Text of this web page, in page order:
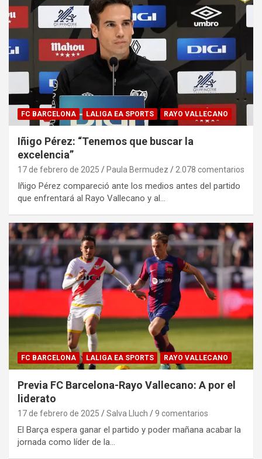
FC BARCELONA LALIGA EA SPORTS RAYO VALLECANO
Iñigo Pérez: “Tenemos que buscar la
excelencia”
17 de febrero de 2025 Paula Bermudez 2.078 comentarios
Iñigo Pérez compareció ante los medios antes del partido
que enfrentará al Rayo Vallecano y al…
FC BARCELONA LALIGA EA SPORTS RAYO VALLECANO
Previa FC Barcelona-Rayo Vallecano: A por el
liderato
17 de febrero de 2025 Salva Lluch 9 comentarios
El Barça espera ganar el partido y poder mañana acabar la
jornada como líder de la…